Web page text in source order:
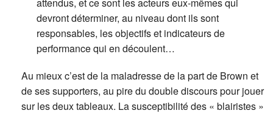
devront déterminer, au niveau dont ils sont
responsables, les objectifs et indicateurs de
performance qui en découlent…
Au mieux c’est de la maladresse de la part de Brown et
de ses supporters, au pire du double discours pour jouer
sur les deux tableaux. La susceptibilité des « blairistes »